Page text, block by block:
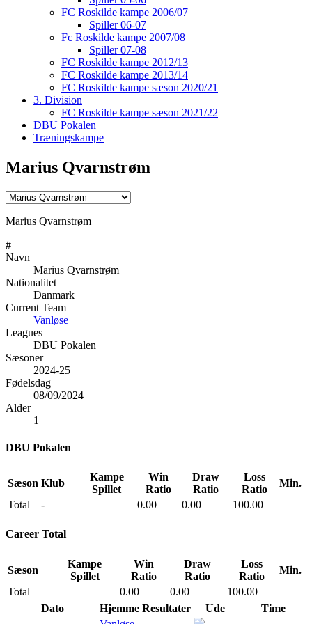
FC Roskilde kampe 2006/07
Spiller 06-07
Fc Roskilde kampe 2007/08
Spiller 07-08
FC Roskilde kampe 2012/13
FC Roskilde kampe 2013/14
FC Roskilde kampe sæson 2020/21
3. Division
FC Roskilde kampe sæson 2021/22
DBU Pokalen
Træningskampe
Marius Qvarnstrøm
Marius Qvarnstrøm
#
Navn
Marius Qvarnstrøm
Nationalitet
Danmark
Current Team
Vanløse
Leagues
DBU Pokalen
Sæsoner
2024-25
Fødelsdag
08/09/2024
Alder
1
DBU Pokalen
Sæson Klub
Kampe
Spillet
Win
Ratio
Draw
Ratio
Loss
Ratio
Min.
Total
- 0.00 0.00 100.00
Career Total
Sæson
Kampe
Spillet
Win
Ratio
Draw
Ratio
Loss
Ratio
Min.
Total
0.00 0.00
100.00
Dato
Hjemme Resultater Ude
Time